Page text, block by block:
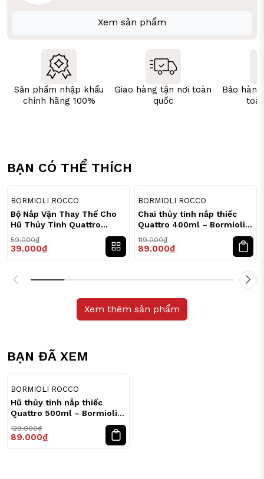
Xem sản phẩm
Sản phẩm nhập khẩu
chính hãng 100%
Giao hàng tận nơi toàn
quốc
Bảo
BẠN CÓ THỂ THÍCH
BORMIOLI ROCCO
Bộ Nắp Vặn Thay Thế Cho
Hũ Thủy Tinh Quattro
56mm / 70mm / 86mm –
Bormioli Rocco
59.000₫
39.000₫
BORMIOLI ROCCO
Chai thủy tinh nắp thiếc
Quattro 400ml – Bormioli
119.000₫
89.000₫
Xem thêm sản phẩm
BẠN ĐÃ XEM
BORMIOLI ROCCO
Hũ thủy tinh nắp thiếc
Quattro 500ml – Bormioli
129.000₫
89.000₫